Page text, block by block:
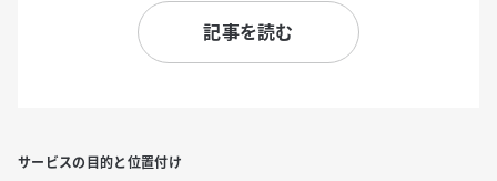
記事を読む
サービスの目的と位置付け